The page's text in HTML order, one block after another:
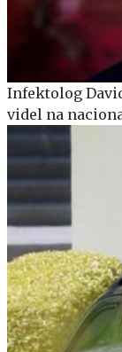
Infektolog
videl na